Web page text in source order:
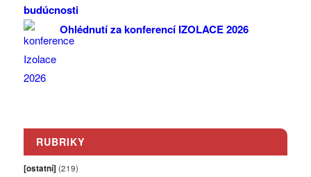
budúcnosti
Ohlédnutí za konferencí IZOLACE 2026
RUBRIKY
[ostatní] (219)